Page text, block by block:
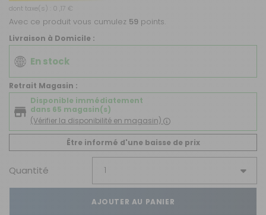
dont taxe(s) : 0 ,17 €
Avec ce produit vous cumulez 59 points.
Livraison à Domicile :
En stock
Retrait Magasin :
Disponible immédiatement
dans 65 magasin(s)
(Vérifier la disponibilité en magasin)
Être informé d'une baisse de prix
Quantité
AJOUTER AU PANIER